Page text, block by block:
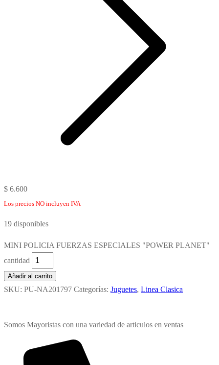
$ 6.600
Los precios NO incluyen IVA
19 disponibles
MINI POLICIA FUERZAS ESPECIALES "POWER PLANET"
cantidad
Añadir al carrito
SKU: PU-NA201797 Categorías: Juguetes, Linea Clasica
Somos Mayoristas con una variedad de articulos en ventas